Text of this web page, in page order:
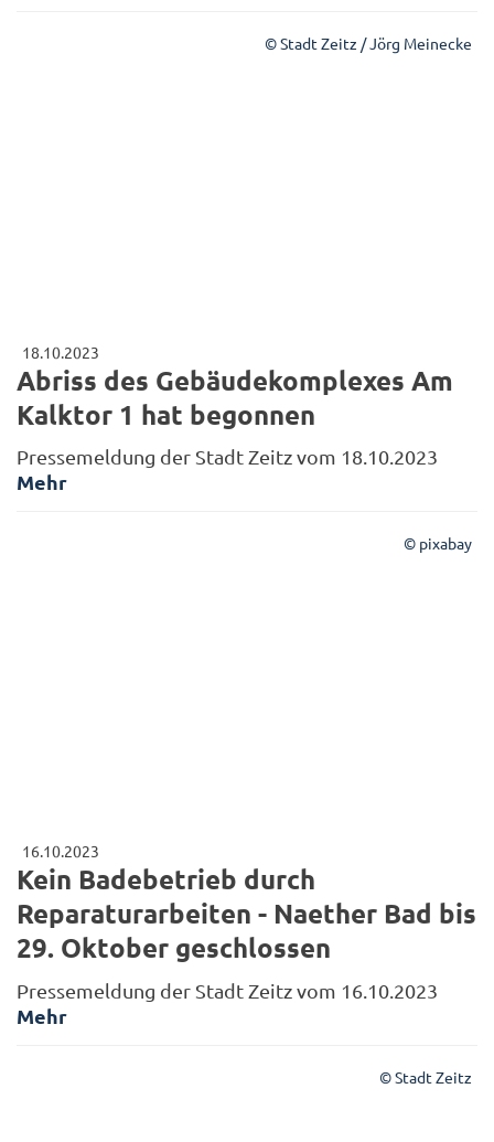
© Stadt Zeitz / Jörg Meinecke
18.10.2023
Abriss des Gebäudekomplexes Am
Kalktor 1 hat begonnen
Pressemeldung der Stadt Zeitz vom 18.10.2023
Mehr
© pixabay
16.10.2023
Kein Badebetrieb durch
Reparaturarbeiten - Naether Bad bis
29. Oktober geschlossen
Pressemeldung der Stadt Zeitz vom 16.10.2023
Mehr
© Stadt Zeitz